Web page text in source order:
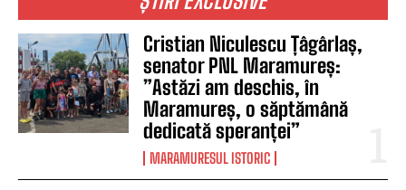
Cristian Niculescu Țâgârlaș,
senator PNL Maramureș:
”Astăzi am deschis, în
Maramureș, o săptămână
dedicată speranței”
MARAMURESUL ISTORIC